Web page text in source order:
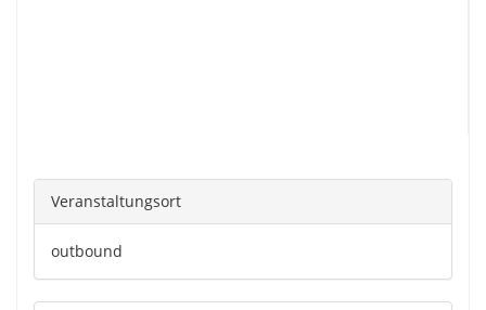
Veranstaltungsort
outbound